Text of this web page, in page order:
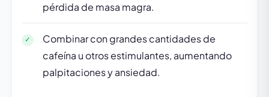
pérdida de masa magra.
Combinar con grandes cantidades de
cafeína u otros estimulantes, aumentando
palpitaciones y ansiedad.